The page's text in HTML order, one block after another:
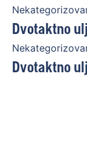
Dvotaktno
Dvotaktno